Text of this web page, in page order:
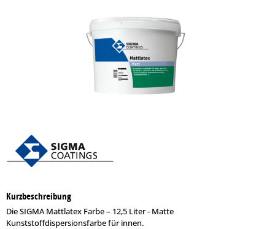
Kurzbeschreibung
Die SIGMA Mattlatex Farbe – 12,5 Liter - Matte
Kunststoffdispersionsfarbe für innen.